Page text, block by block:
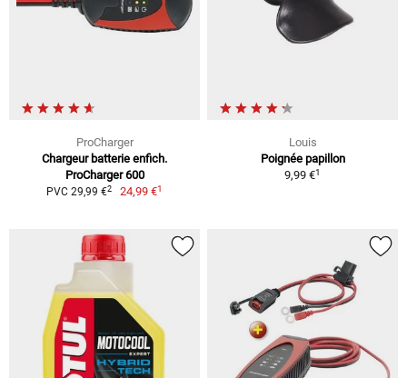
ProCharger
Chargeur batterie enfich.
ProCharger 600
PVC 29,99 €2 24,99 €1
Louis
Poignée papillon
9,99 €1